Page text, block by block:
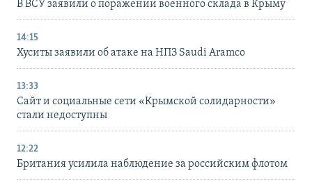
В ВСУ заявили о поражении военного склада в Крыму
14:15
Хуситы заявили об атаке на НПЗ Saudi Aramco
13:33
Сайт и социальные сети «Крымской солидарности»
стали недоступны
12:22
Британия усилила наблюдение за российским флотом